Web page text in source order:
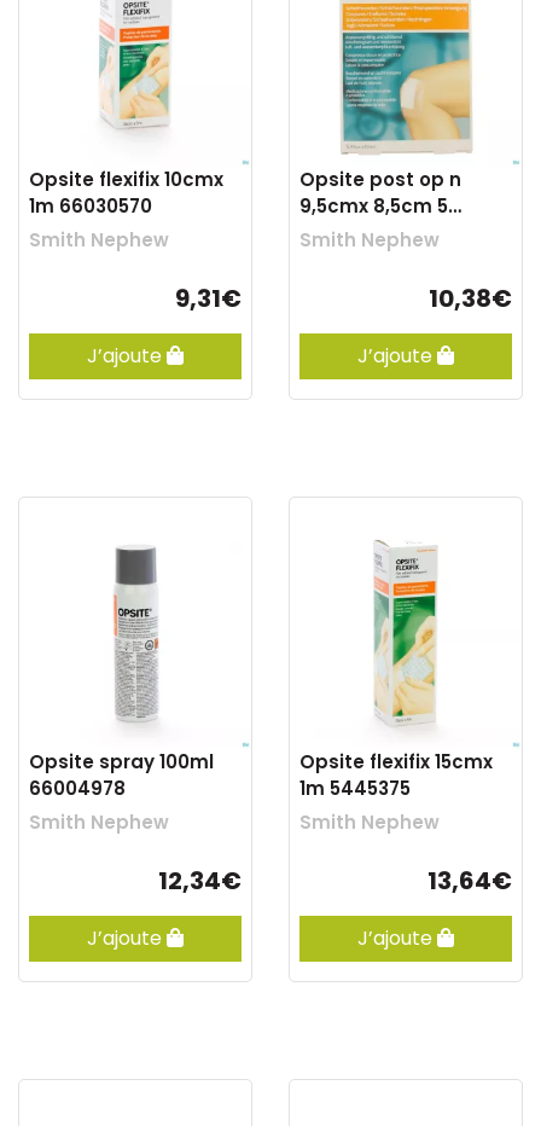
Opsite flexifix 10cmx
1m 66030570
Smith Nephew
9,31€
J’ajoute
Opsite post op n
9,5cmx 8,5cm 5
66030314
Smith Nephew
10,38€
J’ajoute
Opsite spray 100ml
66004978
Smith Nephew
12,34€
J’ajoute
Opsite flexifix 15cmx
1m 5445375
Smith Nephew
13,64€
J’ajoute